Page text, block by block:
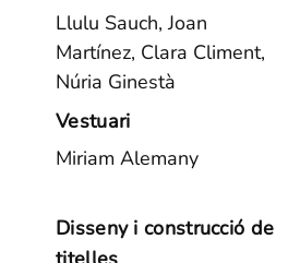
Llulu Sauch, Joan
Martínez, Clara Climent,
Núria Ginestà
Vestuari
Miriam Alemany
Disseny i construcció de